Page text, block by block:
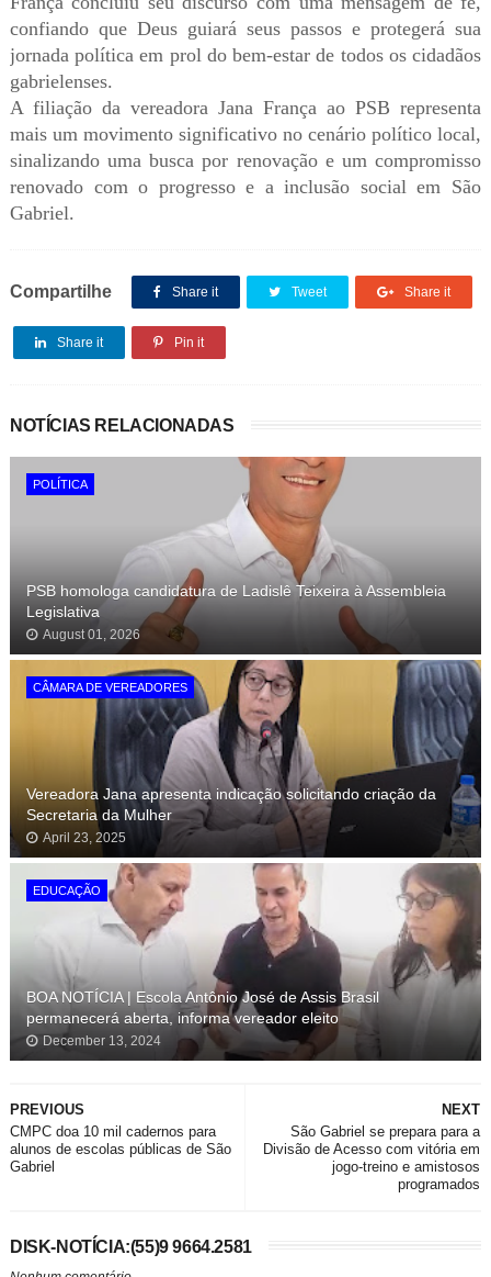
confiando que Deus guiará seus passos e protegerá sua
jornada política em prol do bem-estar de todos os cidadãos
gabrielenses.
A filiação da vereadora Jana França ao PSB representa
mais um movimento significativo no cenário político local,
sinalizando uma busca por renovação e um compromisso
renovado com o progresso e a inclusão social em São
Gabriel.
Compartilhe Share it Tweet Share it
Share it Pin it
NOTÍCIAS RELACIONADAS
POLÍTICA
PSB homologa candidatura de Ladislê Teixeira à Assembleia
Legislativa
August 01, 2026
CÂMARA DE VEREADORES
Vereadora Jana apresenta indicação solicitando criação da
Secretaria da Mulher
April 23, 2025
EDUCAÇÃO
BOA NOTÍCIA | Escola Antônio José de Assis Brasil
permanecerá aberta, informa vereador eleito
December 13, 2024
NEXT
São Gabriel se prepara para a
Divisão de Acesso com vitória em
jogo-treino e amistosos
programados
PREVIOUS
CMPC doa 10 mil cadernos para
alunos de escolas públicas de São
Gabriel
DISK-NOTÍCIA:(55)9 9664.2581